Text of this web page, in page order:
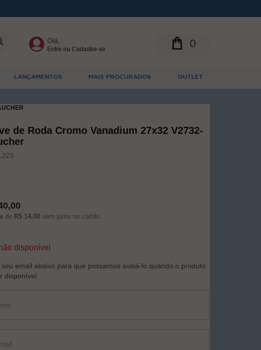
Olá,
Entre ou Cadastre-se 0
LANÇAMENTOS MAIS PROCURADOS OUTLET
de Roda Cromo Vanadium 27x32 V2732-
de R$ 14,00sem juros no cartão
disponível
seu email abaixo para que possamos avisá-lo quando o produto
disponível.